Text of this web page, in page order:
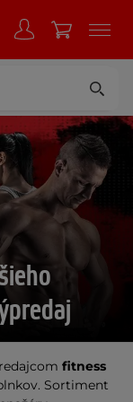
fitness
Sortiment